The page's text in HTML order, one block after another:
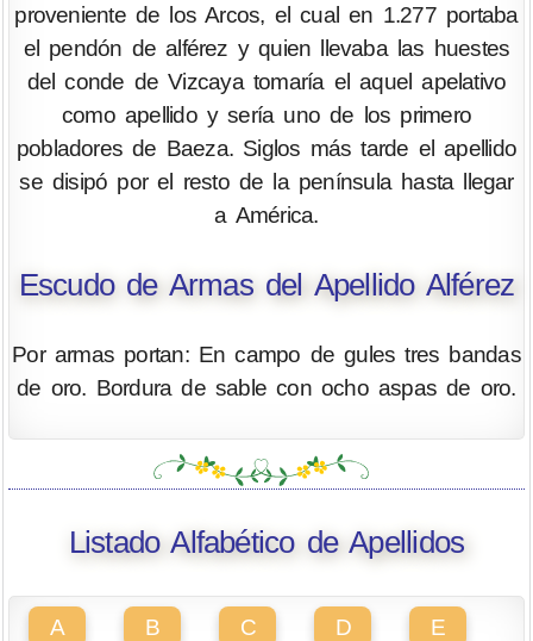
proveniente de los Arcos, el cual en 1.277 portaba
el pendón de alférez y quien llevaba las huestes
del conde de Vizcaya tomaría el aquel apelativo
como apellido y sería uno de los primero
pobladores de Baeza. Siglos más tarde el apellido
se disipó por el resto de la península hasta llegar
a América.
Escudo de Armas del Apellido Alférez
Por armas portan: En campo de gules tres bandas
de oro. Bordura de sable con ocho aspas de oro.
Listado Alfabético de Apellidos
A B C D E